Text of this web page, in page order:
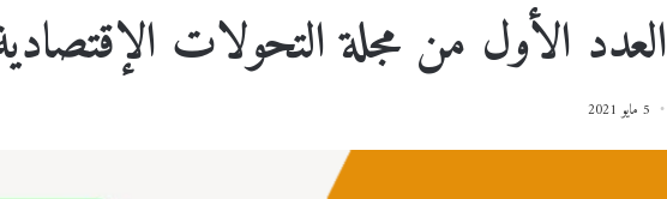
العدد الأول من مجلة التحولات
5 مايو 2021